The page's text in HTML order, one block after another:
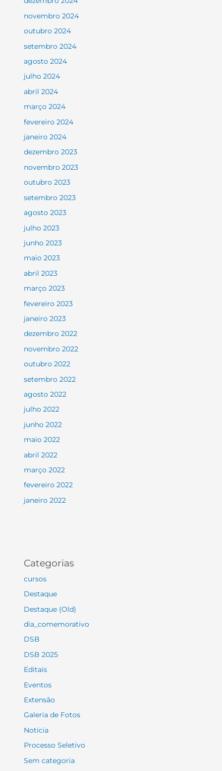
novembro 2024
outubro 2024
setembro 2024
agosto 2024
julho 2024
abril 2024
março 2024
fevereiro 2024
janeiro 2024
dezembro 2023
novembro 2023
outubro 2023
setembro 2023
agosto 2023
julho 2023
junho 2023
maio 2023
abril 2023
março 2023
fevereiro 2023
janeiro 2023
dezembro 2022
novembro 2022
outubro 2022
setembro 2022
agosto 2022
julho 2022
junho 2022
maio 2022
abril 2022
março 2022
fevereiro 2022
janeiro 2022
Categorias
cursos
Destaque
Destaque (Old)
dia_comemorativo
DSB
DSB 2025
Editais
Eventos
Extensão
Galeria de Fotos
Notícia
Processo Seletivo
Sem categoria